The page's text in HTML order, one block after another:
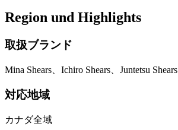
Region und Highlights
取扱ブランド
Mina Shears、Ichiro Shears、Juntetsu Shears
対応地域
カナダ全域